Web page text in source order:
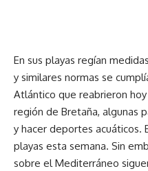
En sus playas regían
y similares normas se
Atlántico que reabrieron
región de Bretaña, algunas
y hacer deportes acuáticos.
playas esta semana. Sin
sobre el Mediterráneo